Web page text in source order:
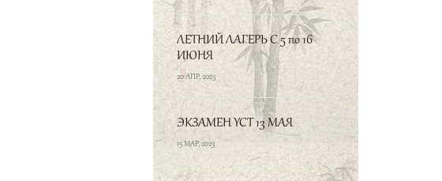
ЛЕТНИЙ ЛАГЕРЬ С 5 по 16
ИЮНЯ
20 АПР, 2023
ЭКЗАМЕН YCT 13 МАЯ
15 МАР, 2023
子曰、德之不菄, 学
之不讲、闻义不能
徒、不善不能改、是